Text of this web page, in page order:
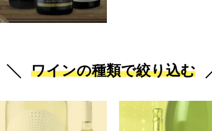
ワインの種類で絞り込む